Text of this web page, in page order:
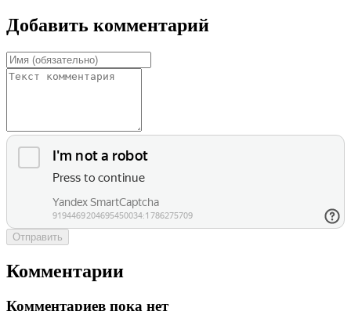
Добавить комментарий
Отправить
Комментарии
Комментариев пока нет